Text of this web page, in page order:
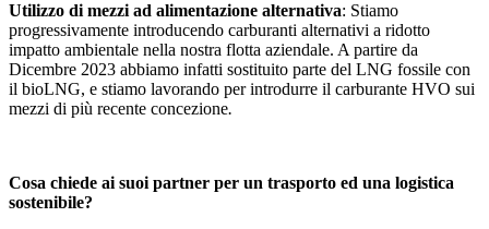
Utilizzo di mezzi ad alimentazione alternativa: Stiamo
progressivamente introducendo carburanti alternativi a ridotto
impatto ambientale nella nostra flotta aziendale. A partire da
Dicembre 2023 abbiamo infatti sostituito parte del LNG fossile con
il bioLNG, e stiamo lavorando per introdurre il carburante HVO sui
mezzi di più recente concezione.
Cosa chiede ai suoi partner per un trasporto ed una logistica
sostenibile?